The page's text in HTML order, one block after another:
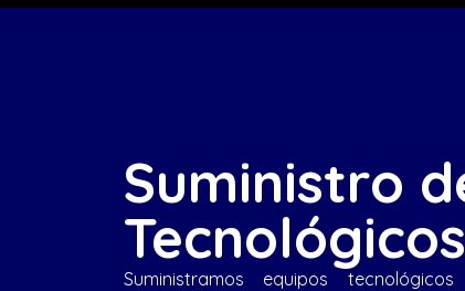
Suministro
Tecnológicos
Suministramos equipos